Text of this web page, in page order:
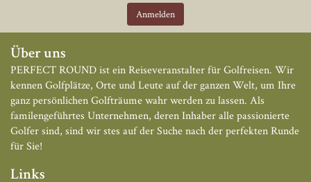
Über uns
PERFECT ROUND ist ein Reiseveranstalter für Golfreisen. Wir
kennen Golfplätze, Orte und Leute auf der ganzen Welt, um Ihre
ganz persönlichen Golfträume wahr werden zu lassen. Als
familengeführtes Unternehmen, deren Inhaber alle passionierte
Golfer sind, sind wir stes auf der Suche nach der perfekten Runde
für Sie!
Links